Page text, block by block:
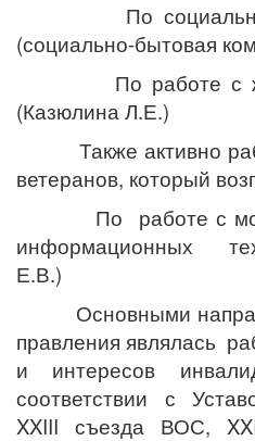
По социально-
(социально-бытовая
По работе с
(Казюлина Л.Е.)
Также активно
ветеранов, который
По работе с
информационных
Е.В.)
Основными
правления являлась
и интересов
соответствии с
XXIII съезда ВОС,